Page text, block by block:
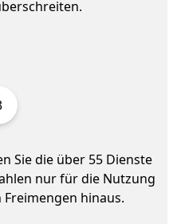
Sie die über 55 Dienste
nur für die Nutzung
hinaus.